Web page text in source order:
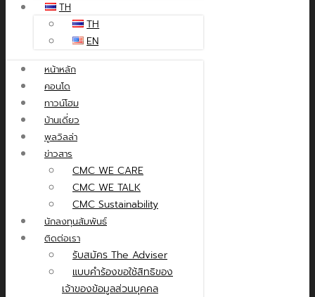
TH
TH
EN
หน้าหลัก
คอนโด
ทาวน์โฮม
บ้านเดี่ยว
พูลวิลล่า
ข่าวสาร
CMC WE CARE
CMC WE TALK
CMC Sustainability
นักลงทุนสัมพันธ์
ติดต่อเรา
รับสมัคร The Adviser
แบบคำร้องขอใช้สิทธิของ
เจ้าของข้อมูลส่วนบุคคล